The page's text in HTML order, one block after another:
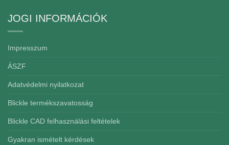
JOGI INFORMÁCIÓK
Impresszum
ÁSZF
Adatvédelmi nyilatkozat
Blickle termékszavatosság
Blickle CAD felhasználási feltételek
Gyakran ismételt kérdések